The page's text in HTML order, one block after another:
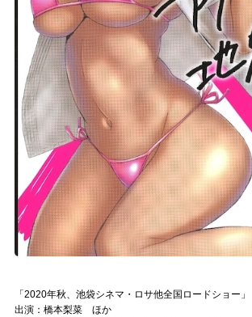
「2020年秋、池袋シネマ・ロサ他全国ロードショー」
出演：橋本梨菜 ほか